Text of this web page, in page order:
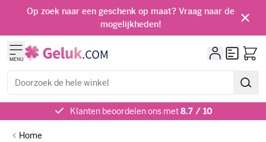
Ga naar de inhoud
Op zoek naar een geschenk op maat? Vraag naar de
mogelijkheden!
MENU
Offerte
Klanten beoordelen ons met8.7 / 10
Home